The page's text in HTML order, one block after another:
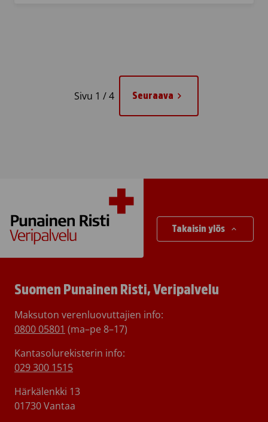
Sivu 1 / 4 Seuraava
Takaisin ylös
Suomen Punainen Risti, Veripalvelu
Maksuton verenluovuttajien info:
0800 05801 (ma–pe 8–17)
Kantasolurekisterin info:
029 300 1515
Härkälenkki 13
01730 Vantaa